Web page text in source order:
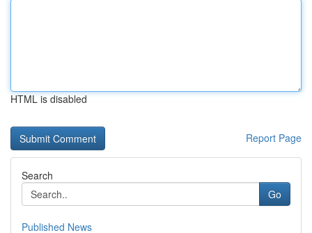
HTML is disabled
Report Page
Search
Go
Published News